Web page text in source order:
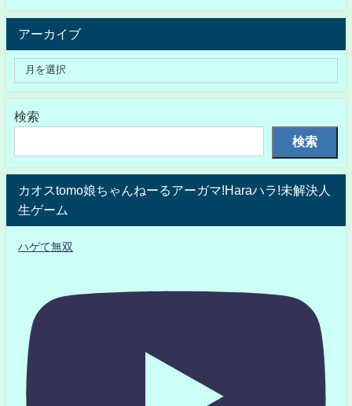
アーカイブ
検索
検索
カオスtomo娘ちゃんねーるアーガマ!Haraハラ!未解決人
生ゲーム
ハゲて無双